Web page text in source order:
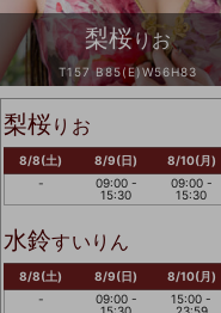
梨桜りお
T157 B85(E)W56H83
梨桜りお
8/8(土)
-
8/9(日)
09:00 -
15:30
8/10(月)
09:00 -
15:30
水鈴すいりん
8/8(土)
-
8/9(日)
09:00 -
8/10(月)
15:00 -